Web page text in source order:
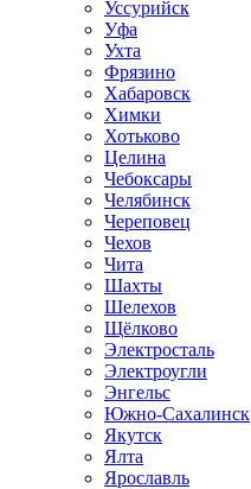
Уссурийск
Уфа
Ухта
Фрязино
Хабаровск
Химки
Хотьково
Целина
Чебоксары
Челябинск
Череповец
Чехов
Чита
Шахты
Шелехов
Щёлково
Электросталь
Электроугли
Энгельс
Южно-Сахалинск
Якутск
Ялта
Ярославль